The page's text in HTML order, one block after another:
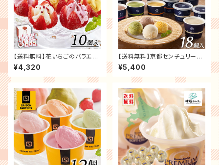
【送料無料】花いちごのバラエテ
ィアイス（博多あまおう）＜3種
類10個入＞ お祝い お礼 贈り物
誕生日 記念日 【メーカー直送
レゼント お取り寄せ
¥4,320
【送料無料】京都センチュリーホ
テル アイスクリームギフト ＜4
種類18個入＞ お祝い お礼 贈り
物 誕生日 記念日 【メーカー直
プレゼント お取り寄せ
¥5,400